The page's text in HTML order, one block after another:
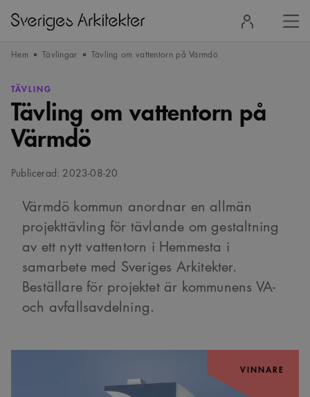
in
Hem Tävlingar Tävling om vattentorn på Värmdö
TÄVLING
Tävling om vattentorn på
Värmdö
Publicerad: 2023-08-20
Värmdö kommun anordnar en allmän
projekttävling för tävlande om gestaltning
av ett nytt vattentorn i Hemmesta i
samarbete med Sveriges Arkitekter.
Beställare för projektet är kommunens VA-
och avfallsavdelning.
VINNARE